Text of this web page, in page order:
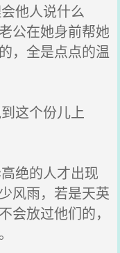
他人说什么
公在她身前帮她
，全是点点的温
这个份儿上
绝的人才出现
风雨，若是天英
会放过他们的，